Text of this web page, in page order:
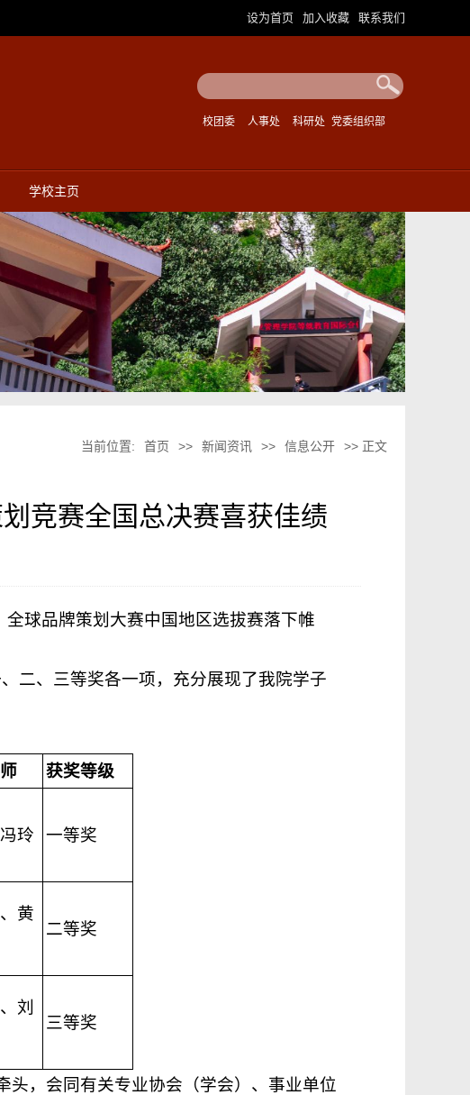
设为首页 加入收藏 联系我们
校团委 人事处 科研处 党委组织部
学校主页
当前位置: 首页 >> 新闻资讯 >> 信息公开 >> 正文
竞赛全国总决赛喜获佳绩
球品牌策划大赛中国地区选拔赛落下帷
二、三等奖各一项，充分展现了我院学子
获奖等级
玲 一等奖
黄
二等奖
刘
三等奖
，会同有关专业协会（学会）、事业单位